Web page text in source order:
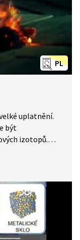
PL
uplatnění.
být
izotopů.